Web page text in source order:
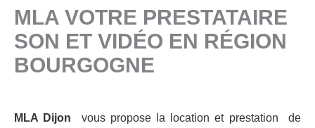
MLA VOTRE PRESTATAIRE
SON ET VIDÉO EN RÉGION
BOURGOGNE
MLA Dijon vous propose la location et prestation de